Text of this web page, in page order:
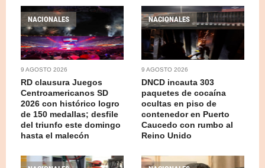
NACIONALES
9 AGOSTO 2026
RD clausura Juegos
Centroamericanos SD
2026 con histórico logro
de 150 medallas; desfile
del triunfo este domingo
hasta el malecón
NACIONALES
9 AGOSTO 2026
DNCD incauta 303
paquetes de cocaína
ocultas en piso de
contenedor en Puerto
Caucedo con rumbo al
Reino Unido